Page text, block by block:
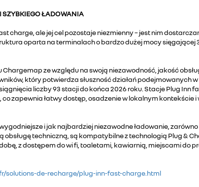
SZYBKIEGO ŁADOWANIA
charge, ale jej cel pozostaje niezmienny – jest nim
oparta na terminalach o bardzo dużej mocy sięgającej
ze względu na swoją niezawodność, jakość
który potwierdza słuszność działań podejmowanych
liczby 93 stacji do końca 2026 roku. Stacje Plug Inn
zapewnia łatwy dostęp, osadzenie w lokalnym
i jak najbardziej niezawodne ładowanie, zarówno
techniczną, są kompatybilne z technologią Plug &
z dostępem do wi fi, toaletami, kawiarnią, miejscami do
solutions-de-recharge/plug-inn-fast-charge.html